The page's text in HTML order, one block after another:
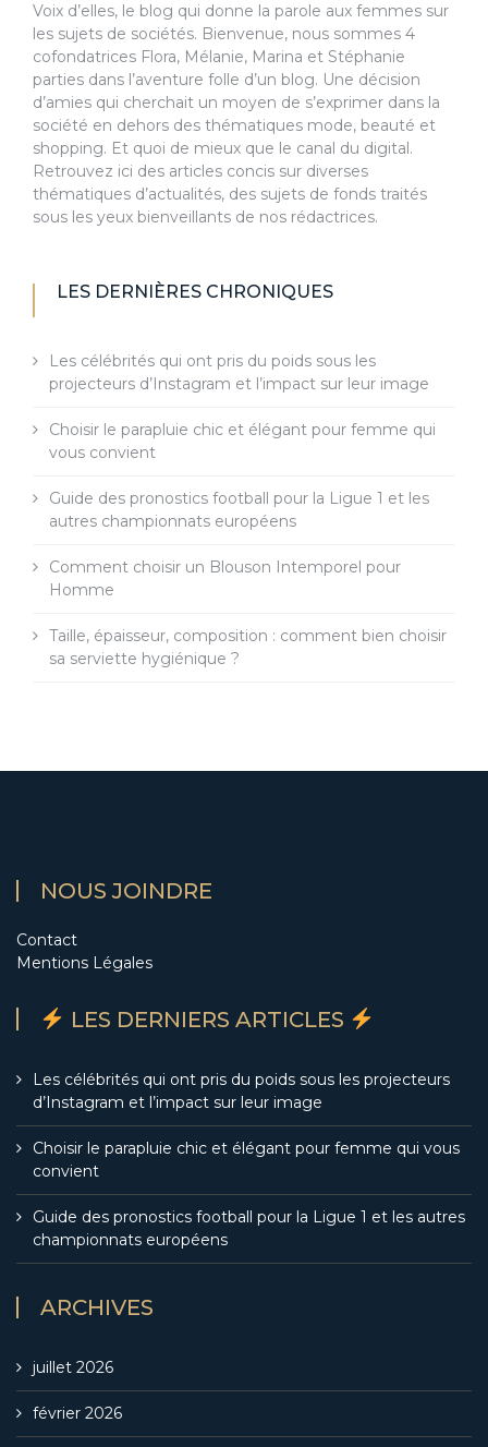
Voix d’elles, le blog qui donne la parole aux femmes sur
les sujets de sociétés. Bienvenue, nous sommes 4
cofondatrices Flora, Mélanie, Marina et Stéphanie
parties dans l’aventure folle d’un blog. Une décision
d’amies qui cherchait un moyen de s’exprimer dans la
société en dehors des thématiques mode, beauté et
shopping. Et quoi de mieux que le canal du digital.
Retrouvez ici des articles concis sur diverses
thématiques d’actualités, des sujets de fonds traités
sous les yeux bienveillants de nos rédactrices.
LES DERNIÈRES CHRONIQUES
Les célébrités qui ont pris du poids sous les
projecteurs d’Instagram et l’impact sur leur image
Choisir le parapluie chic et élégant pour femme qui
vous convient
Guide des pronostics football pour la Ligue 1 et les
autres championnats européens
Comment choisir un Blouson Intemporel pour
Homme
Taille, épaisseur, composition : comment bien choisir
sa serviette hygiénique ?
NOUS JOINDRE
Contact
Mentions Légales
LES DERNIERS ARTICLES
Les célébrités qui ont pris du poids sous les projecteurs
d’Instagram et l’impact sur leur image
Choisir le parapluie chic et élégant pour femme qui vous
convient
Guide des pronostics football pour la Ligue 1 et les autres
championnats européens
ARCHIVES
juillet 2026
février 2026